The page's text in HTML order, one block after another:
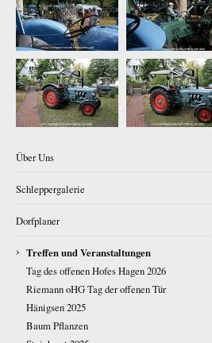
Über Uns
Schleppergalerie
Dorfplaner
› Treffen und Veranstaltungen
Tag des offenen Hofes Hagen 2026
Riemann oHG Tag der offenen Tür
Hänigsen 2025
Baum Pflanzen